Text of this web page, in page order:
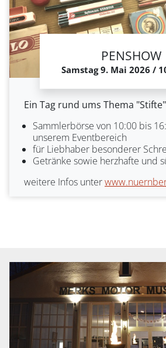
PENSHOW
Samstag 9. Mai 2026 /
Ein Tag rund ums Thema "Stifte"
Sammlerbörse von 10:00 bis
unserem Eventbereich
für Liebhaber besonderer
Getränke sowie herzhafte und
weitere Infos unter